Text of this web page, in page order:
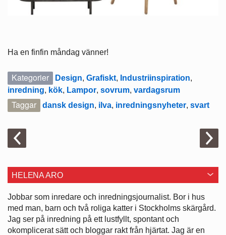
Ha en finfin måndag vänner!
Kategorier Design, Grafiskt, Industriinspiration,
inredning, kök, Lampor, sovrum, vardagsrum
Taggar dansk design, ilva, inredningsnyheter, svart
HELENA ARO
Jobbar som inredare och ­inredningsjournalist. Bor i hus
med man, barn och två roliga katter i ­Stockholms skärgård.
Jag ser på ­inredning på ett lustfyllt, spontant och
okomplicerat sätt och bloggar rakt från hjärtat. Jag är en